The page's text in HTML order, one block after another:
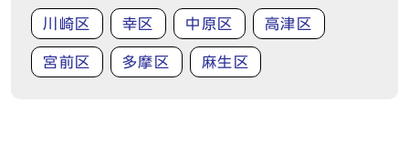
川崎区 幸区 中原区 高津区
宮前区 多摩区 麻生区